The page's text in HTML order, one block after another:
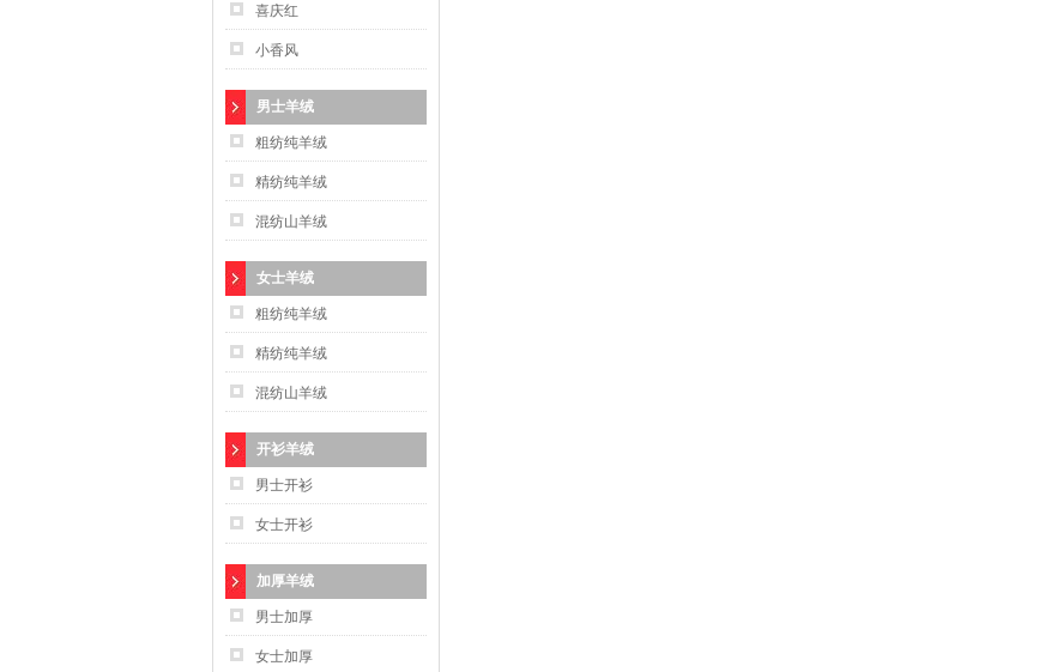
喜庆红
小香风
男士羊绒
粗纺纯羊绒
精纺纯羊绒
混纺山羊绒
女士羊绒
粗纺纯羊绒
精纺纯羊绒
混纺山羊绒
开衫羊绒
男士开衫
女士开衫
加厚羊绒
男士加厚
女士加厚